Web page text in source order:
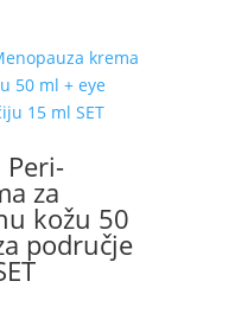
Peri-
za
kožu 50
područje